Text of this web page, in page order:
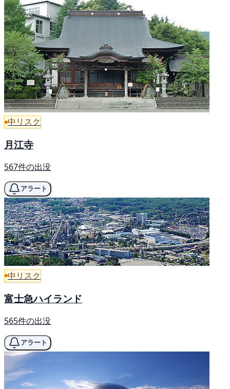
中リスク
月江寺
567件の出没
アラート
中リスク
富士急ハイランド
565件の出没
アラート